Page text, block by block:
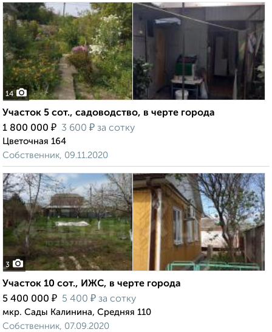
14
Участок 5 сот., садоводство, в черте города
1 800 000 ₽ 3 600 ₽ за сотку
Цветочная 164
Собственник, 09.11.2020
3
Участок 10 сот., ИЖС, в черте города
5 400 000 ₽ 5 400 ₽ за сотку
мкр. Сады Калинина, Средняя 110
Собственник, 07.09.2020